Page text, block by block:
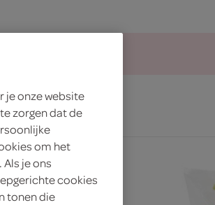
je onze website
zorgen dat de
om het
je ons
cookies
tonen die